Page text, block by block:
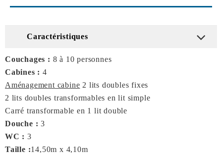
Caractéristiques
Couchages : 8 à 10 personnes
Cabines : 4
Aménagement cabine 2 lits doubles fixes
2 lits doubles transformables en lit simple
Carré transformable en 1 lit double
Douche :3
WC : 3
Taille :14,50m x 4,10m